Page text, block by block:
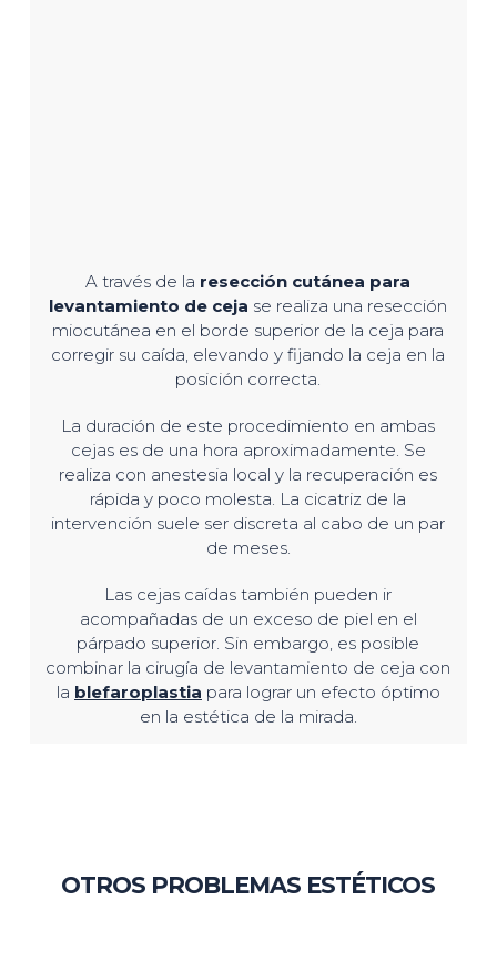
A través de la resección cutánea para
levantamiento de ceja se realiza una resección
miocutánea en el borde superior de la ceja para
corregir su caída, elevando y fijando la ceja en la
posición correcta.
La duración de este procedimiento en ambas
cejas es de una hora aproximadamente. Se
realiza con anestesia local y la recuperación es
rápida y poco molesta. La cicatriz de la
intervención suele ser discreta al cabo de un par
de meses.
Las cejas caídas también pueden ir
acompañadas de un exceso de piel en el
párpado superior. Sin embargo, es posible
combinar la cirugía de levantamiento de ceja con
la blefaroplastia para lograr un efecto óptimo
en la estética de la mirada.
OTROS PROBLEMAS ESTÉTICOS